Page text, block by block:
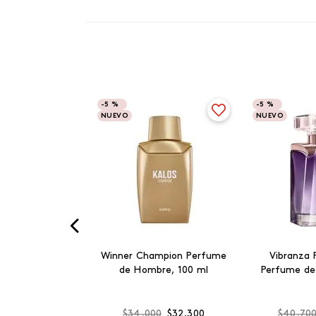
-5 %
NUEVO
Winner Champion Perfume
de Hombre, 100 ml
-5 %
NUEVO
Vibranza
Perfume